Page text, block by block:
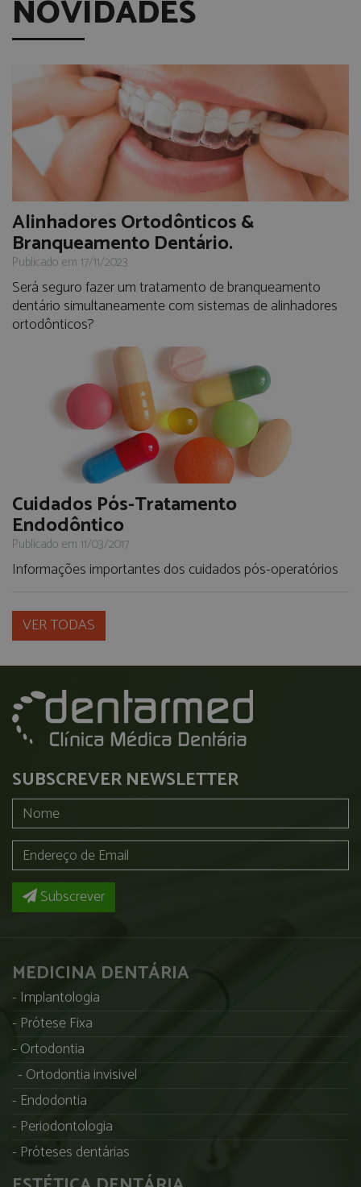
NOVIDADES
Alinhadores Ortodônticos &
Branqueamento Dentário.
Publicado em 17/11/2023
Será seguro fazer um tratamento de branqueamento
dentário simultaneamente com sistemas de alinhadores
ortodônticos?
Cuidados Pós-Tratamento
Endodôntico
Publicado em 11/03/2017
Informações importantes dos cuidados pós-operatórios
VER TODAS
SUBSCREVER NEWSLETTER
Subscrever
MEDICINA DENTÁRIA
Implantologia
Prótese Fixa
Ortodontia
Ortodontia invisivel
Endodontia
Periodontologia
Próteses dentárias